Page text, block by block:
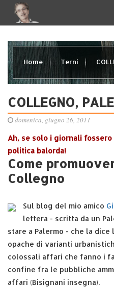
Home Terni
COLLEGNO,
domenica, giugno 26, 2011
Ah, se solo i giornali
politica balorda!
Come
Collegno
Sul blog del mio amico
lettera - scritta da un
stare a Palermo - che la
opache di varianti
colossali affari che fanno i
confine fra le pubbliche
affari (Bisignani insegna).